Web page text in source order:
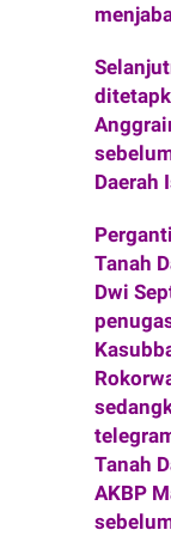
Daerah
Tanah
Dwi
Tanah
AKBP